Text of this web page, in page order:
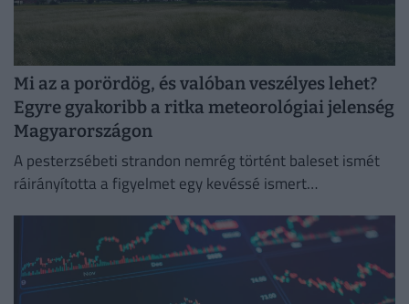
Mi az a porördög, és valóban veszélyes lehet?
Egyre gyakoribb a ritka meteorológiai jelenség
Magyarországon
A pesterzsébeti strandon nemrég történt baleset ismét
ráirányította a figyelmet egy kevéssé ismert